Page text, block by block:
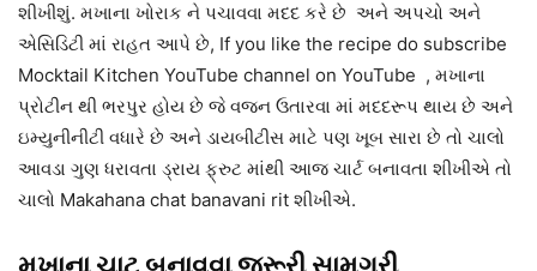
શીખીશું. મખાના ખોરાક ને પચાવવા મદદ કરે છે અને અપચો અને
એસિડિટી માં રાહત આપે છે, If you like the recipe do subscribe
Mocktail Kitchen YouTube channel on YouTube , મખાના
પ્રોટીન થી ભરપુર હોય છે જે વજન ઉતારવા માં મદદરૂપ થાય છે અને
ઇમ્યુનીનીટી વધારે છે અને ડાયબીટીસ માટે પણ ખૂબ સારા છે તો ચાલો
આવડા ગુણ ધરાવતા ડ્રાય ફ્રુટ માંથી આજ ચાર્ટ બનાવતા શીખીએ તો
ચાલો Makahana chat banavani rit શીખીએ.